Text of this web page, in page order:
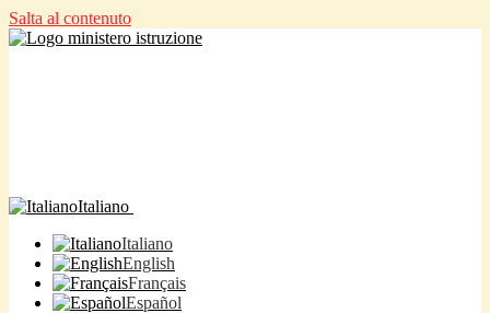
Salta al contenuto
Italiano
Italiano
English
Français
Español